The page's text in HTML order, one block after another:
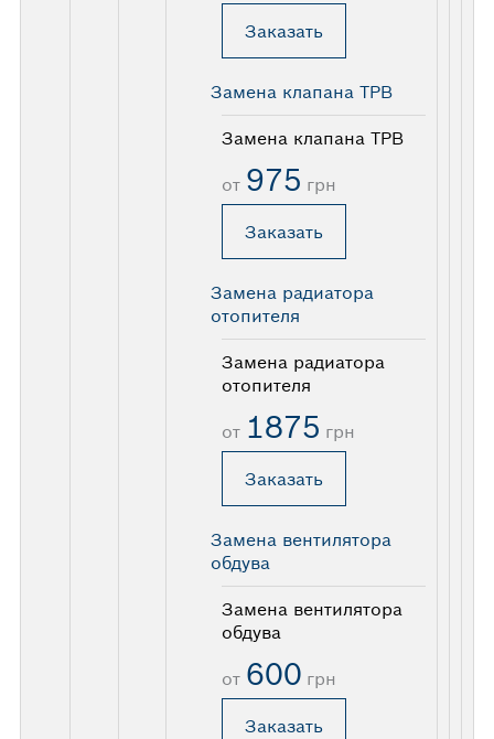
Заказать
Замена клапана ТРВ
Замена клапана ТРВ
от 975 грн
Заказать
Замена радиатора
отопителя
Замена радиатора
отопителя
от 1875 грн
Заказать
Замена вентилятора
обдува
Замена вентилятора
обдува
от 600 грн
Заказать